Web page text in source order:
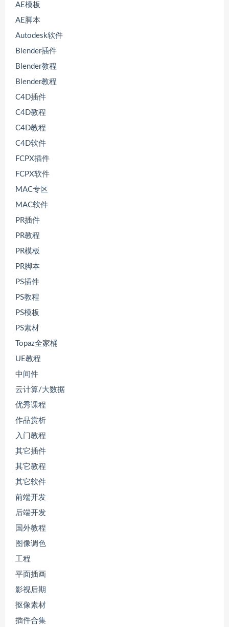
AE模板
AE脚本
Autodesk软件
Blender插件
Blender教程
Blender教程
C4D插件
C4D教程
C4D教程
C4D软件
FCPX插件
FCPX软件
MAC专区
MAC软件
PR插件
PR教程
PR模板
PR脚本
PS插件
PS教程
PS模板
PS素材
Topaz全家桶
UE教程
中间件
云计算/大数据
优秀课程
作品赏析
入门教程
其它插件
其它教程
其它软件
前端开发
后端开发
国外教程
图像调色
工程
平面插画
影视后期
抠像素材
插件合集